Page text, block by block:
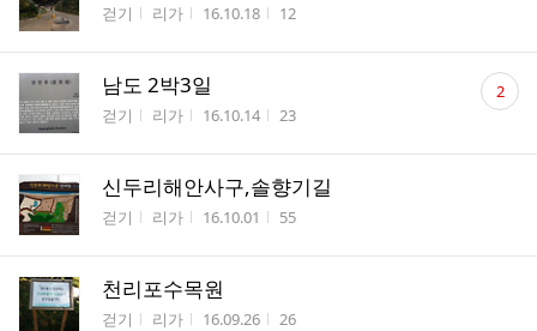
게시판명
걷기 작성자
리가 작성시간
16.10.18 조회수
12
남도 2박3일
게시판명
걷기 작성자
리가 작성시간
16.10.14 조회수
23
댓
글 2
신두리해안사구,솔향기길
게시판명
걷기 작성자
리가 작성시간
16.10.01 조회수
55
천리포수목원
게시판명
걷기 작성자
리가 작성시간
16.09.26 조회수
26